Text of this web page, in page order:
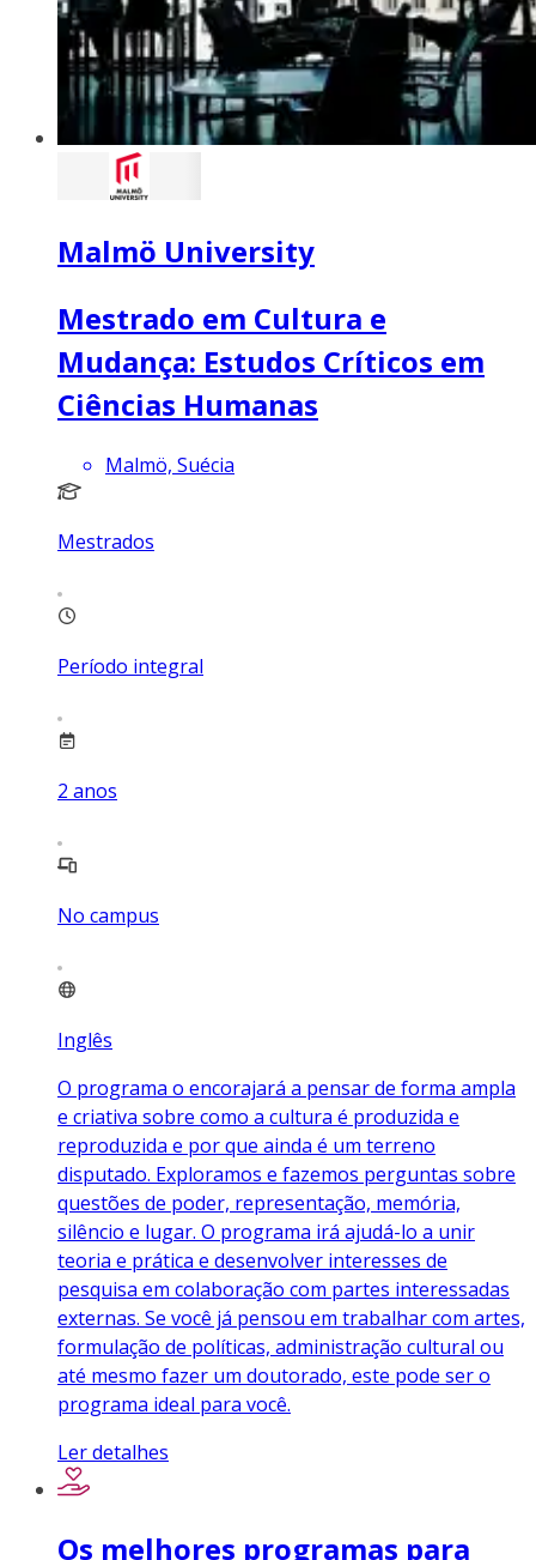
Malmö University
Mestrado em Cultura e
Mudança: Estudos Críticos em
Ciências Humanas
Malmö, Suécia
Mestrados
Período integral
2 anos
No campus
Inglês
O programa o encorajará a pensar de forma ampla
e criativa sobre como a cultura é produzida e
reproduzida e por que ainda é um terreno
disputado. Exploramos e fazemos perguntas sobre
questões de poder, representação, memória,
silêncio e lugar. O programa irá ajudá-lo a unir
teoria e prática e desenvolver interesses de
pesquisa em colaboração com partes interessadas
externas. Se você já pensou em trabalhar com artes,
formulação de políticas, administração cultural ou
até mesmo fazer um doutorado, este pode ser o
programa ideal para você.
Ler detalhes
Os melhores programas para